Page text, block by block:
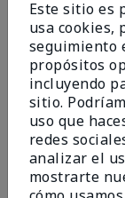
por Bette B.
deGreen Valley
Evaluado en
marykay.com/
Comentarios
Blush
The blush is
heavy and
Este sitio es
usa cookies,
seguimiento
propósitos
incluyendo
sitio.
uso que
redes
analizar el
mostrarte